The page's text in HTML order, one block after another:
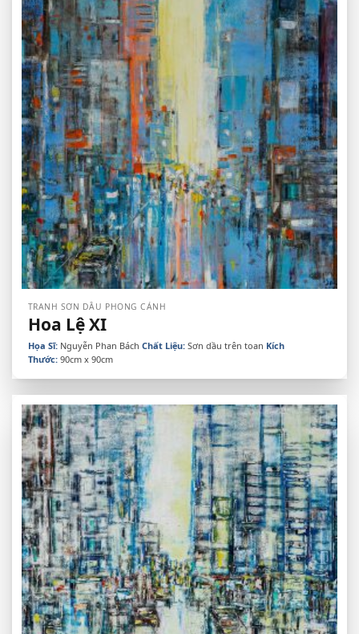
TRANH SƠN DẦU PHONG CẢNH
Hoa Lệ XI
Họa Sĩ: Nguyễn Phan Bách Chất Liệu: Sơn dầu trên toan Kích
Thước: 90cm x 90cm